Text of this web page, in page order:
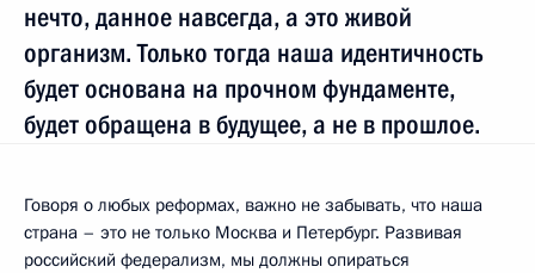
нечто, данное навсегда, а это живой
организм. Только тогда наша идентичность
будет основана на прочном фундаменте,
будет обращена в будущее, а не в прошлое.
Говоря о любых реформах, важно не забывать, что наша
страна – это не только Москва и Петербург. Развивая
российский федерализм, мы должны опираться